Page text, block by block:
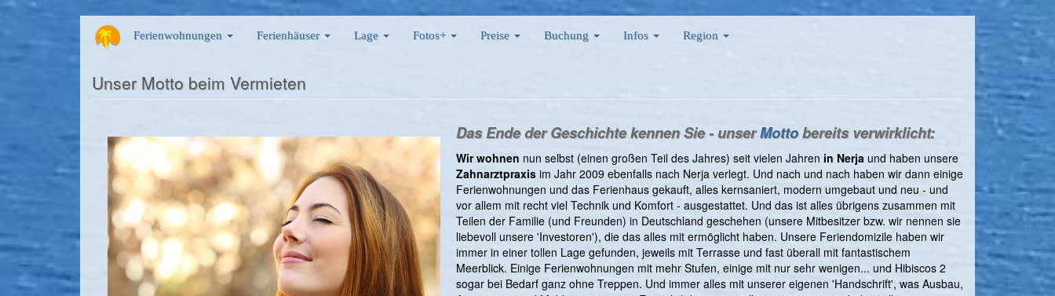
Inhalt
Ferienwohnungen Ferienhäuser Lage Fotos+ Preise Buchung Infos Region
Unser Motto beim Vermieten
Das Ende der Geschichte kennen Sie - unserMottobereits verwirklicht:
Wir wohnen nun selbst (einen großen Teil des Jahres) seit vielen Jahren in Nerja und haben unsere
Zahnarztpraxis im Jahr 2009 ebenfalls nach Nerja verlegt. Und nach und nach haben wir dann einige
Ferienwohnungen und das Ferienhaus gekauft, alles kernsaniert, modern umgebaut und neu - und
vor allem mit recht viel Technik und Komfort - ausgestattet. Und das ist alles übrigens zusammen mit
Teilen der Familie (und Freunden) in Deutschland geschehen (unsere Mitbesitzer bzw. wir nennen sie
liebevoll unsere 'Investoren'), die das alles mit ermöglicht haben. Unsere Feriendomizile haben wir
immer in einer tollen Lage gefunden, jeweils mit Terrasse und fast überall mit fantastischem
Meerblick. Einige Ferienwohnungen mit mehr Stufen, einige mit nur sehr wenigen... und Hibiscos 2
sogar bei Bedarf ganz ohne Treppen. Und immer alles mit unserer eigenen 'Handschrift', was Ausbau,